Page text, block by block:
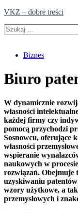
Skip
content
VKZ – dobre treści
Szukaj:
Biznes
Biuro
W dynamicznie
własności
każdej firmy czy
pomocą przychodzi
Sosnowcu, oferujące
własności
wspieranie
naukowych w
rozwiązań. Obejmuje
uzyskiwaniu
wzory użytkowe, a
przemysłowych i